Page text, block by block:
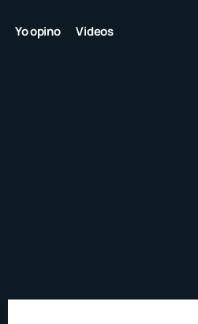
Yo opino Videos